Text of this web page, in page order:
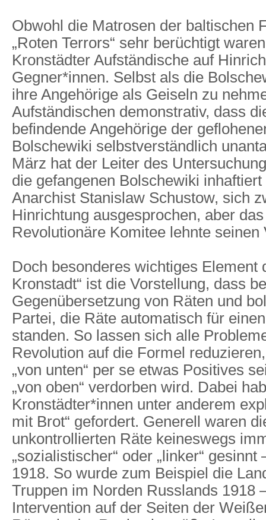
Obwohl die Matrosen der baltischen
„Roten Terrors“ sehr berüchtigt
Kronstädter Aufständische auf
Gegner*innen. Selbst als die
ihre Angehörige als Geiseln zu
Aufständischen demonstrativ, dass
befindende Angehörige der
Bolschewiki selbstverständlich
März hat der Leiter des
die gefangenen Bolschewiki
Anarchist Stanislaw Schustow, sich
Hinrichtung ausgesprochen, aber
Revolutionäre Komitee lehnte seinen
Doch besonderes wichtiges Element
Kronstadt“ ist die Vorstellung, dass
Gegenübersetzung von Räten und
Partei, die Räte automatisch für
standen. So lassen sich alle
Revolution auf die Formel
„von unten“ per se etwas Positives
„von oben“ verdorben wird. Dabei
Kronstädter*innen unter anderem
mit Brot“ gefordert. Generell waren
unkontrollierten Räte keineswegs
„sozialistischer“ oder „linker“ gesinnt
1918. So wurde zum Beispiel die
Truppen im Norden Russlands 1918
Intervention auf der Seiten der